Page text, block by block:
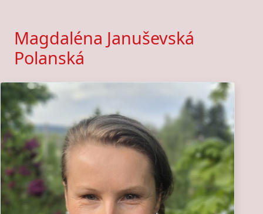
Magdaléna Januševská
Polanská